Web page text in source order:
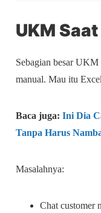
UKM
Sebagian besar UKM
manual. Mau itu
Baca juga:Ini Dia
Tanpa Harus
Masalahnya:
Chat customer